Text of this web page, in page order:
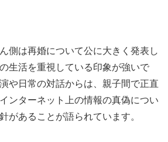
側は再婚について公に大きく発表し
生活を重視している印象が強いで
や日常の対話からは、親子間で正直
ンターネット上の情報の真偽につい
があることが語られています。